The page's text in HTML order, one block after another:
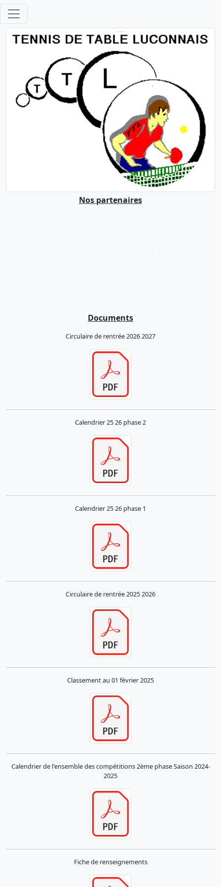
Nos partenaires
Documents
Circulaire de rentrée 2026 2027
Calendrier 25 26 phase 2
Calendrier 25 26 phase 1
Circulaire de rentrée 2025 2026
Classement au 01 février 2025
Calendrier de l'ensemble des compétitions 2ème phase Saison 2024-
2025
Fiche de renseignements